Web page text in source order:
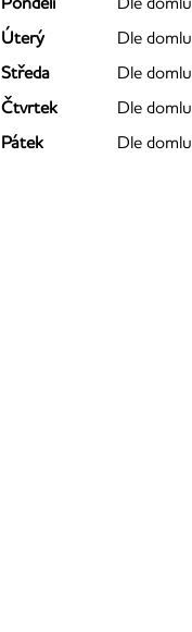
Úterý
Dle
Středa
Dle
Čtvrtek
Dle
Pátek
Dle